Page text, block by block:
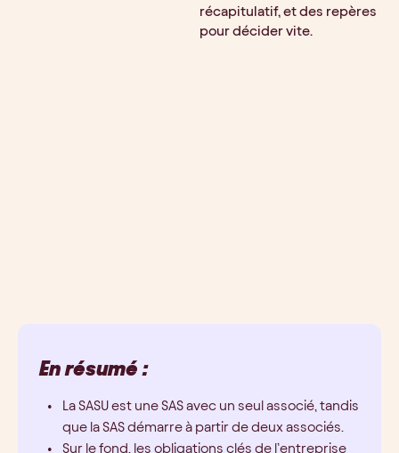
récapitulatif, et des repères
pour décider vite.
En résumé :
La SASU est une SAS avec un seul associé, tandis
que la SAS démarre à partir de deux associés.
Sur le fond, les obligations clés de l’entreprise